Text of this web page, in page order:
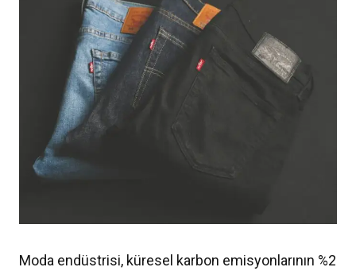
Moda endüstrisi, küresel karbon emisyonlarının %2